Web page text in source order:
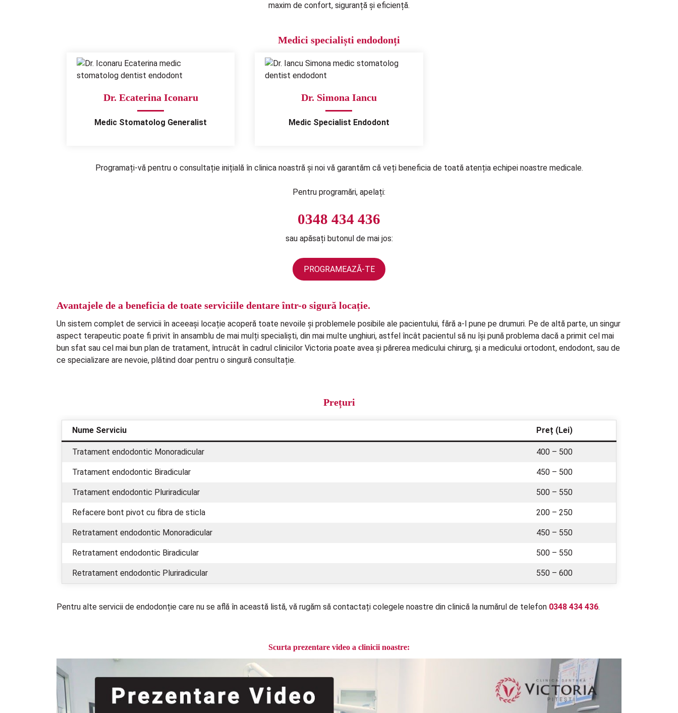
maxim de confort, siguranță și eficiență.
Medici specialiști endodonți
Dr. Ecaterina Iconaru
Medic Stomatolog Generalist
Dr. Simona Iancu
Medic Specialist Endodont
Programați-vă pentru o consultație inițială în clinica noastră și noi vă garantăm că veți beneficia de toată atenția echipei noastre medicale.
Pentru programări, apelați:
0348 434 436
sau apăsați butonul de mai jos:
PROGRAMEAZĂ-TE
Avantajele de a beneficia de toate serviciile dentare într-o sigură locație.
Un sistem complet de servicii în aceeași locație acoperă toate nevoile și problemele posibile ale pacientului, fără a-l pune pe drumuri. Pe de altă parte, un singur
aspect terapeutic poate fi privit în ansamblu de mai mulți specialiști, din mai multe unghiuri, astfel încât pacientul să nu își pună problema dacă a primit cel mai
bun sfat sau cel mai bun plan de tratament, întrucât în cadrul clinicilor Victoria poate avea și părerea medicului chirurg, și a medicului ortodont, endodont, sau de
ce specializare are nevoie, plătind doar pentru o singură consultație.
Prețuri
Nume Serviciu Preț (Lei)
Tratament endodontic Monoradicular 400 – 500
Tratament endodontic Biradicular 450 – 500
Tratament endodontic Pluriradicular 500 – 550
Refacere bont pivot cu fibra de sticla 200 – 250
Retratament endodontic Monoradicular 450 – 550
Retratament endodontic Biradicular 500 – 550
Retratament endodontic Pluriradicular 550 – 600
Pentru alte servicii de endodonție care nu se află în această listă, vă rugăm să contactați colegele noastre din clinică la numărul de telefon 0348 434 436.
Scurta prezentare video a clinicii noastre: